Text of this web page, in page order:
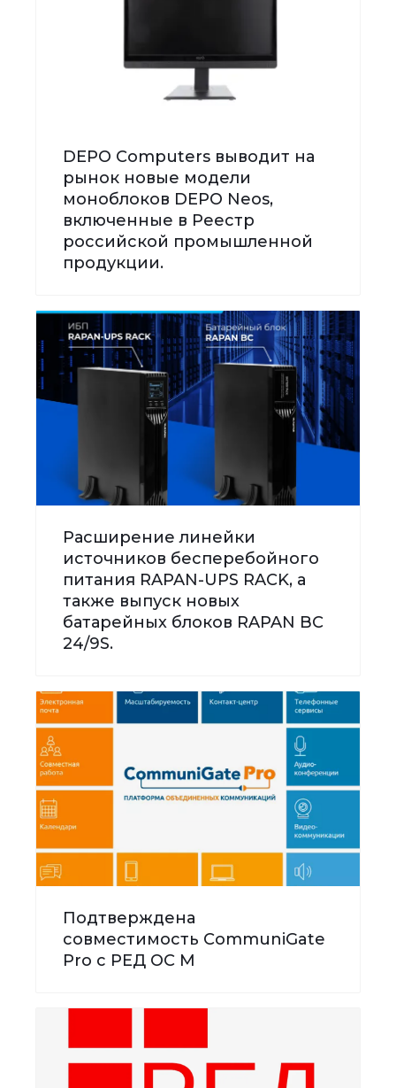
DEPO Computers выводит на
рынок новые модели
моноблоков DEPO Neos,
включенные в Реестр
российской промышленной
продукции.
Расширение линейки
источников бесперебойного
питания RAPAN-UPS RACK, а
также выпуск новых
батарейных блоков RAPAN BC
24/9S.
Подтверждена
совместимость CommuniGate
Pro с РЕД ОС М